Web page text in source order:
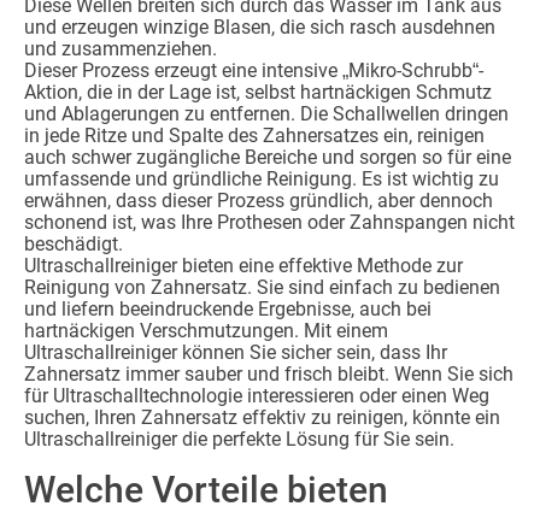
Diese Wellen breiten sich durch das Wasser im Tank aus
und erzeugen winzige Blasen, die sich rasch ausdehnen
und zusammenziehen.
Dieser Prozess erzeugt eine intensive „Mikro-Schrubb“-
Aktion, die in der Lage ist, selbst hartnäckigen Schmutz
und Ablagerungen zu entfernen. Die Schallwellen dringen
in jede Ritze und Spalte des Zahnersatzes ein, reinigen
auch schwer zugängliche Bereiche und sorgen so für eine
umfassende und gründliche Reinigung. Es ist wichtig zu
erwähnen, dass dieser Prozess gründlich, aber dennoch
schonend ist, was Ihre Prothesen oder Zahnspangen nicht
beschädigt.
Ultraschallreiniger bieten eine effektive Methode zur
Reinigung von Zahnersatz. Sie sind einfach zu bedienen
und liefern beeindruckende Ergebnisse, auch bei
hartnäckigen Verschmutzungen. Mit einem
Ultraschallreiniger können Sie sicher sein, dass Ihr
Zahnersatz immer sauber und frisch bleibt. Wenn Sie sich
für Ultraschalltechnologie interessieren oder einen Weg
suchen, Ihren Zahnersatz effektiv zu reinigen, könnte ein
Ultraschallreiniger die perfekte Lösung für Sie sein.
Welche Vorteile bieten